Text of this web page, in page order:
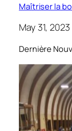
Maîtriser la
May 31, 2023
Dernière